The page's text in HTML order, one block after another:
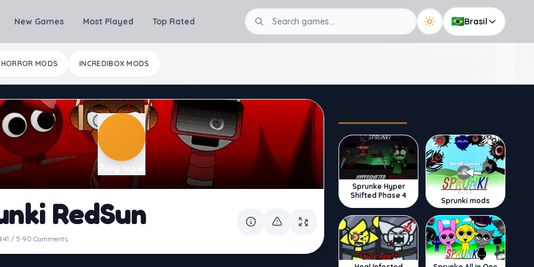
New Games Most Played Top Rated 🇧🇷Brasil
HORROR MODS INCREDIBOX MODS
Play Now
RedSun
/ 5·90 Comments
Sprunke Hyper
Shifted Phase 4
Sprunki mods